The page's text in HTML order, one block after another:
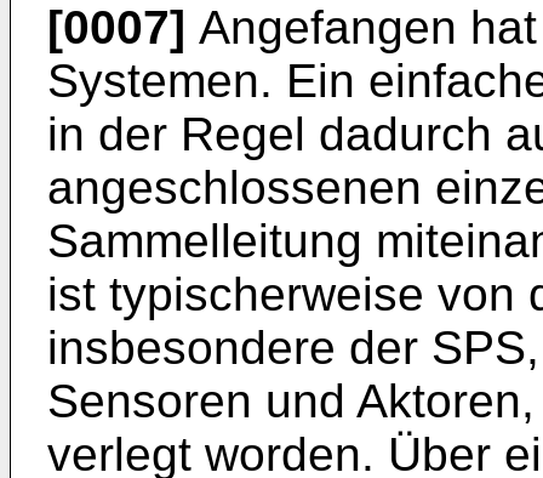
[0007] Angefangen
Systemen. Ein
in der Regel dadurch
angeschlossenen
Sammelleitung
ist typischerweise von
insbesondere der
Sensoren und
verlegt worden. Über